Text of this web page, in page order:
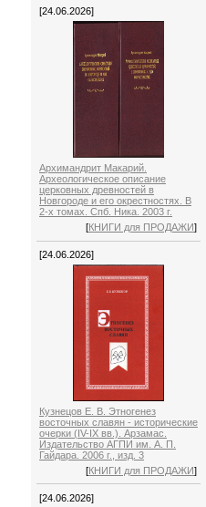
[24.06.2026]
Архимандрит Макарий.
Археологическое описание
церковных древностей в
Новгороде и его окрестностях. В
2-х томах. Спб. Ника. 2003 г.
[КНИГИ для ПРОДАЖИ]
[24.06.2026]
Кузнецов Е. В. Этногенез
восточных славян - исторические
очерки (IV-IX вв.). Арзамас.
Издательство АГПИ им. А. П.
Гайдара. 2006 г., изд. 3
[КНИГИ для ПРОДАЖИ]
[24.06.2026]